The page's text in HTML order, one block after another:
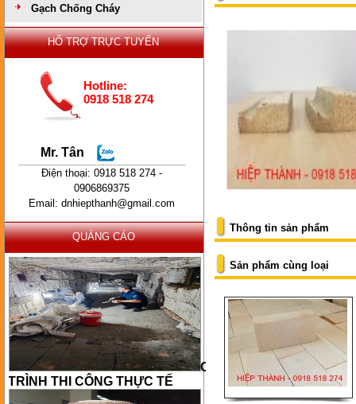
Gạch Chống Cháy
HỔ TRỢ TRỰC TUYẾN
Hotline:
0918 518 274
Mr. Tân
Điện thoại: 0918 518 274 -
0906869375
Email: dnhiepthanh@gmail.com
QUẢNG CÁO
CÔNG
TRÌNH THI CÔNG THỰC TẾ
Thông tin sản phẩm
Sản phẩm cùng loại